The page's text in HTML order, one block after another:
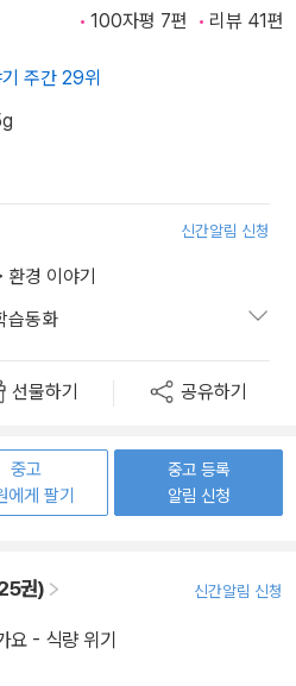
100자평 7편 리뷰 41편
주간 29위
신간알림 신청
환경 이야기
습동화
선물하기 공유하기
중고
에게 팔기
중고 등록
알림 신청
권) 신간알림 신청
요 - 식량 위기